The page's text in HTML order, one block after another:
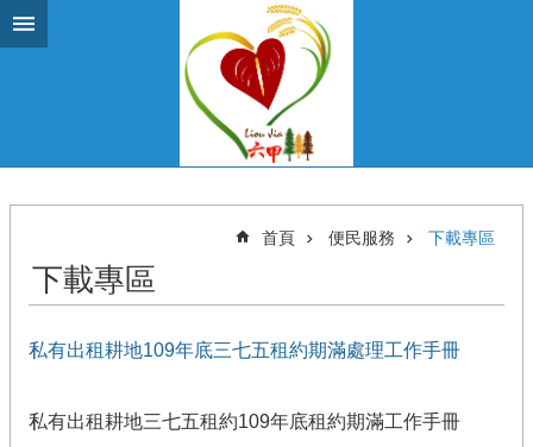
跳到主要內容區塊
首頁 便民服務 下載專區
下載專區
私有出租耕地109年底三七五租約期滿處理工作手冊
私有出租耕地三七五租約109年底租約期滿工作手冊